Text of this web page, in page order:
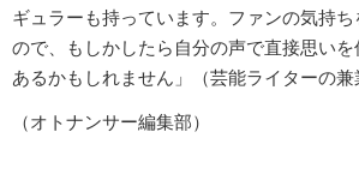
ギュラーも持っています。ファンの気持
ので、もしかしたら自分の声で直接思い
あるかもしれません」（芸能ライターの兼
（オトナンサー編集部）